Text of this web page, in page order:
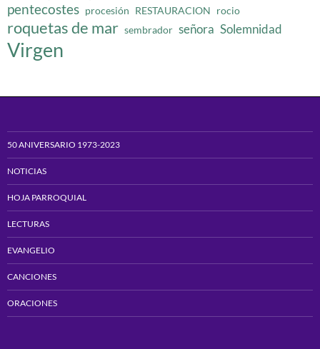
pentecostes procesión RESTAURACION rocio
roquetas de mar sembrador señora Solemnidad
Virgen
50 ANIVERSARIO 1973-2023
NOTICIAS
HOJA PARROQUIAL
LECTURAS
EVANGELIO
CANCIONES
ORACIONES